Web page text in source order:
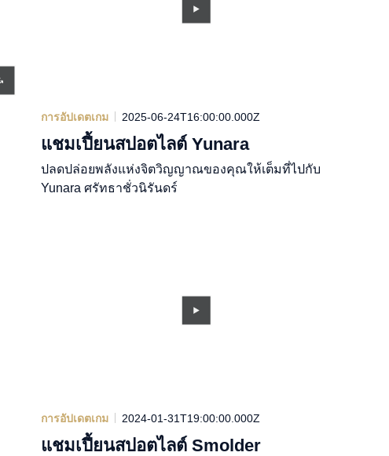
การอัปเดตเกม 2025-06-24T16:00:00.000Z
แชมเปี้ยนสปอตไลต์ Yunara
ปลดปล่อยพลังแห่งจิตวิญญาณของคุณให้เต็มที่ไปกับ
Yunara ศรัทธาชั่วนิรันดร์
การอัปเดตเกม 2024-01-31T19:00:00.000Z
แชมเปี้ยนสปอตไลต์ Smolder